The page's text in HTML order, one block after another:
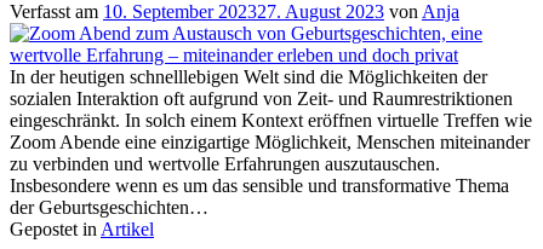
Verfasst am 10. September 202327. August 2023 vonAnja
In der heutigen schnelllebigen Welt sind die Möglichkeiten der
sozialen Interaktion oft aufgrund von Zeit- und Raumrestriktionen
eingeschränkt. In solch einem Kontext eröffnen virtuelle Treffen wie
Zoom Abende eine einzigartige Möglichkeit, Menschen miteinander
zu verbinden und wertvolle Erfahrungen auszutauschen.
Insbesondere wenn es um das sensible und transformative Thema
der Geburtsgeschichten…
Gepostet inArtikel